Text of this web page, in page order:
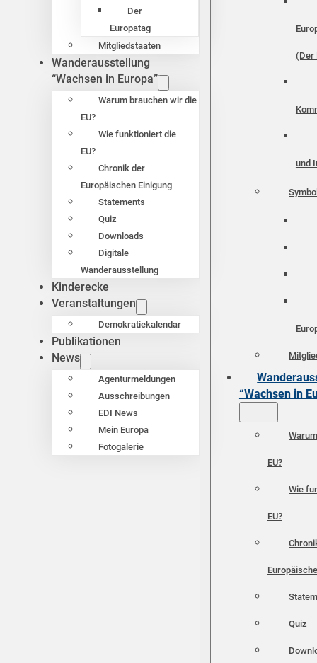
Der
Europatag
Mitgliedstaaten
Wanderausstellung
“Wachsen in Europa”
Warum brauchen wir die
EU?
Wie funktioniert die
EU?
Chronik der
Europäischen Einigung
Statements
Quiz
Downloads
Digitale
Wanderausstellung
Kinderecke
Veranstaltungen
Demokratiekalendar
Publikationen
News
Agenturmeldungen
Ausschreibungen
EDI News
Mein Europa
Fotogalerie
(Der
und
“Wachsen in
EU?
Wie
EU?
Quiz